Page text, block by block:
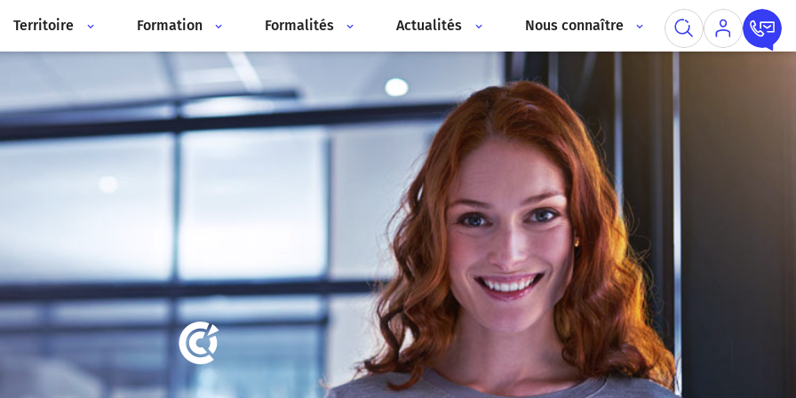
Territoire Formation Formalités Actualités Nous connaître